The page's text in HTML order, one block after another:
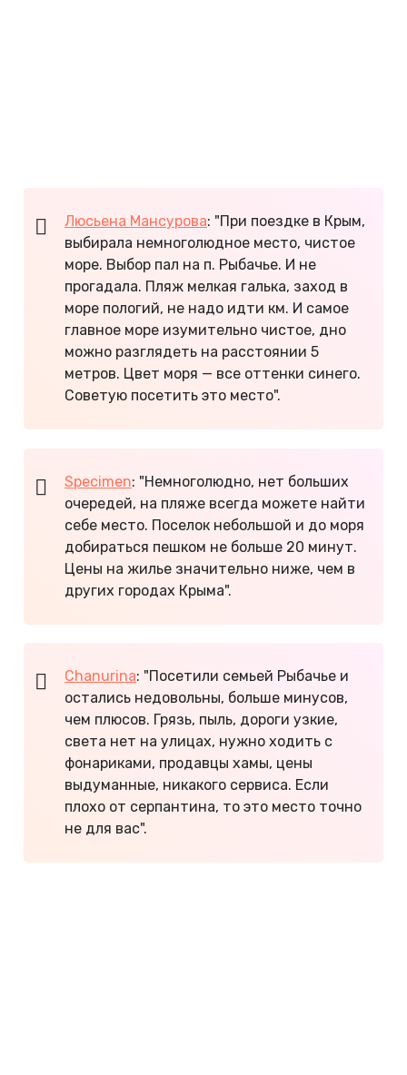
Люсьена Мансурова: "При поездке в Крым,
выбирала немноголюдное место, чистое
море. Выбор пал на п. Рыбачье. И не
прогадала. Пляж мелкая галька, заход в
море пологий, не надо идти км. И самое
главное море изумительно чистое, дно
можно разглядеть на расстоянии 5
метров. Цвет моря — все оттенки синего.
Советую посетить это место".
Specimen: "Немноголюдно, нет больших
очередей, на пляже всегда можете найти
себе место. Поселок небольшой и до моря
добираться пешком не больше 20 минут.
Цены на жилье значительно ниже, чем в
других городах Крыма".
Chanurina: "Посетили семьей Рыбачье и
остались недовольны, больше минусов,
чем плюсов. Грязь, пыль, дороги узкие,
света нет на улицах, нужно ходить с
фонариками, продавцы хамы, цены
выдуманные, никакого сервиса. Если
плохо от серпантина, то это место точно
не для вас".